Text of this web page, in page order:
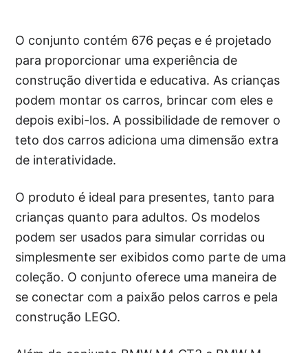
O conjunto contém 676 peças e é projetado
para proporcionar uma experiência de
construção divertida e educativa. As crianças
podem montar os carros, brincar com eles e
depois exibi-los. A possibilidade de remover o
teto dos carros adiciona uma dimensão extra
de interatividade.
O produto é ideal para presentes, tanto para
crianças quanto para adultos. Os modelos
podem ser usados para simular corridas ou
simplesmente ser exibidos como parte de uma
coleção. O conjunto oferece uma maneira de
se conectar com a paixão pelos carros e pela
construção LEGO.